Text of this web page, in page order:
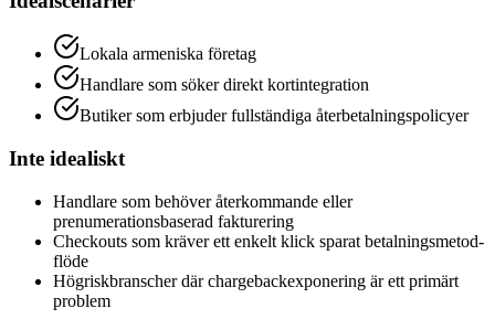
Lokala armeniska företag
Handlare som söker direkt kortintegration
Butiker som erbjuder fullständiga återbetalningspolicyer
Inte idealiskt
Handlare som behöver återkommande eller
prenumerationsbaserad fakturering
Checkouts som kräver ett enkelt klick sparat betalningsmetod-
flöde
Högriskbranscher där chargebackexponering är ett primärt
problem